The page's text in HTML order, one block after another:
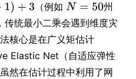
（例如
州
统最小二乘会遇到维度灾
核心是在广义矩估计
Elastic Net（自适应弹性
然在估计过程中利用了网